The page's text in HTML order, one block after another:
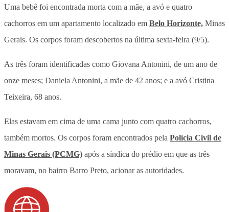
Uma bebê foi encontrada morta com a mãe, a avó e quatro
cachorros em um apartamento localizado em Belo Horizonte, Minas
Gerais. Os corpos foram descobertos na última sexta-feira (9/5).
As três foram identificadas como Giovana Antonini, de um ano de
onze meses; Daniela Antonini, a mãe de 42 anos; e a avó Cristina
Teixeira, 68 anos.
Elas estavam em cima de uma cama junto com quatro cachorros,
também mortos. Os corpos foram encontrados pela Polícia Civil de
Minas Gerais (PCMG) após a síndica do prédio em que as três
moravam, no bairro Barro Preto, acionar as autoridades.